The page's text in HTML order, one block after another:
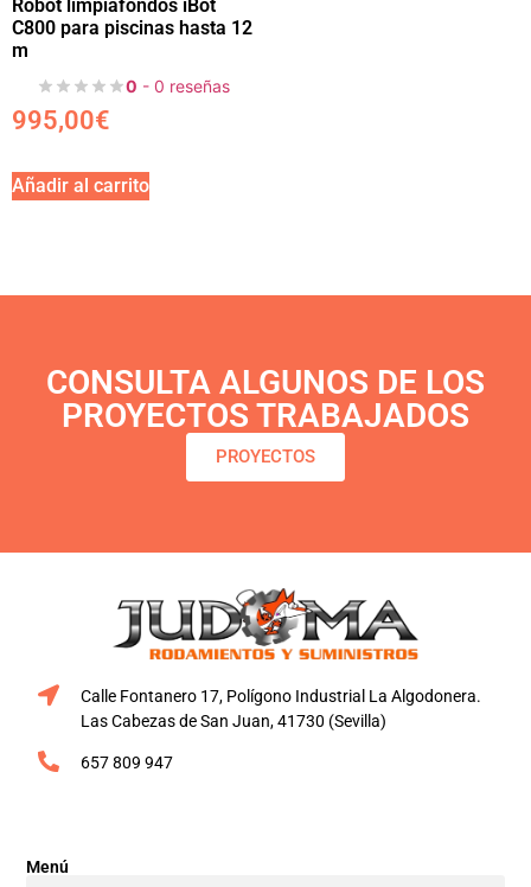
Robot limpiafondos iBot
C800 para piscinas hasta 12
m
0 - 0 reseñas
995,00€
Añadir al carrito
CONSULTA ALGUNOS DE LOS
PROYECTOS TRABAJADOS
PROYECTOS
Calle Fontanero 17, Polígono Industrial La Algodonera.
Las Cabezas de San Juan, 41730 (Sevilla)
657 809 947
Menú